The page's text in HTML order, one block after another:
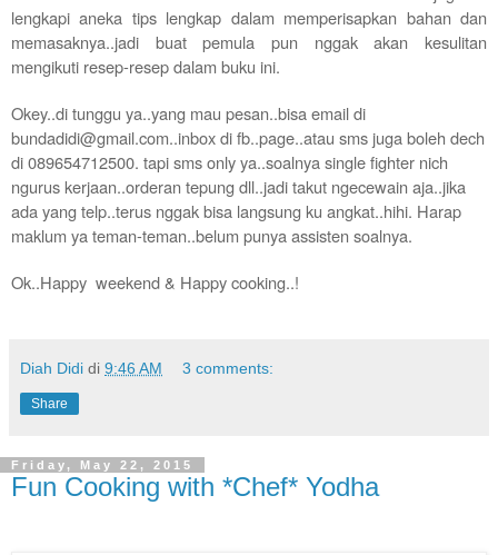
lengkapi aneka tips lengkap dalam memperisapkan bahan dan
memasaknya..jadi buat pemula pun nggak akan kesulitan
mengikuti resep-resep dalam buku ini.
Okey..di tunggu ya..yang mau pesan..bisa email di
bundadidi@gmail.com..inbox di fb..page..atau sms juga boleh dech
di 089654712500. tapi sms only ya..soalnya single fighter nich
ngurus kerjaan..orderan tepung dll..jadi takut ngecewain aja..jika
ada yang telp..terus nggak bisa langsung ku angkat..hihi. Harap
maklum ya teman-teman..belum punya assisten soalnya.
Ok..Happy weekend & Happy cooking..!
Diah Didi di 9:46 AM 3 comments:
Share
Friday, May 22, 2015
Fun Cooking with *Chef* Yodha